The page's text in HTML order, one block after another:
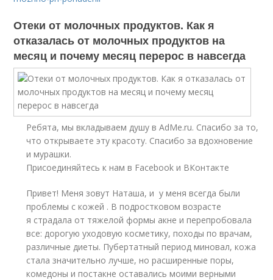
Отеки от молочных продуктов. Как я
отказалась от молочных продуктов на
месяц и почему месяц перерос в навсегда
Ребята, мы вкладываем душу в AdMe.ru. Cпасибо за то,
что открываете эту красоту. Спасибо за вдохновение
и мурашки.
Присоединяйтесь к нам в Facebook и ВКонтакте
Привет! Меня зовут Наташа, и у меня всегда были
проблемы с кожей . В подростковом возрасте
я страдала от тяжелой формы акне и перепробовала
все: дорогую уходовую косметику, походы по врачам,
различные диеты. Пубертатный период миновал, кожа
стала значительно лучше, но расширенные поры,
комедоны и постакне оставались моими верными